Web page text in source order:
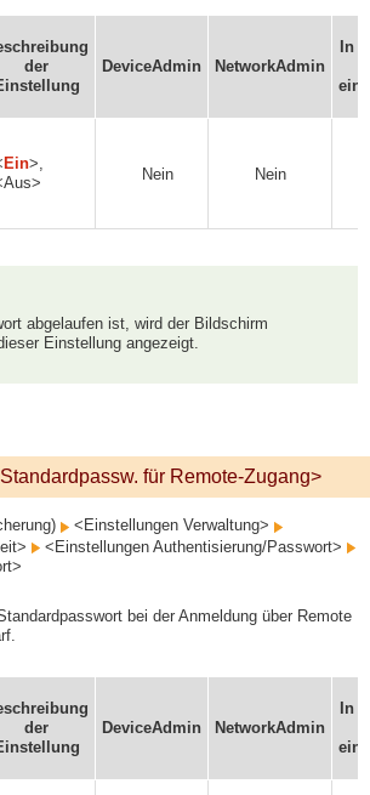
der
DeviceAdmin NetworkAdmin
In
Ein>,
Nein Nein
abgelaufen ist, wird der Bildschirm
Einstellung angezeigt.
für Remote-Zugang>
<Einstellungen Verwaltung>
<Einstellungen Authentisierung/Passwort>
bei der Anmeldung über Remote
der
DeviceAdmin NetworkAdmin
In